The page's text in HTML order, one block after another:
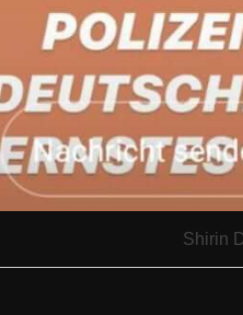
Shirin